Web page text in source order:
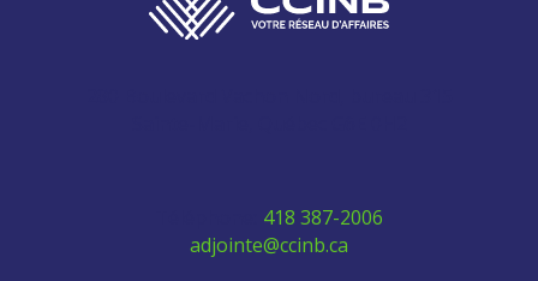
418 387-2006
adjointe@ccinb.ca